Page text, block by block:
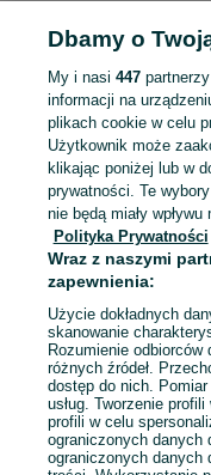
Strona główna
KATEGORIA
Mapa kategorii
Mapa miejscowości
Mapa ministron
Popularne wyszukiwania
Dbamy o
My i nasi 447partnerzy
informacji na
plikach cookie w celu
Użytkownik może
klikając poniżej lub w
prywatności. Te
nie będą miały
Polityka Prywatności
Wraz z naszymi
zapewnienia:
Użycie dokładnych
skanowanie
Rozumienie
różnych źródeł.
dostęp do nich.
usług. Tworzenie
profili w celu
ograniczonych danych
ograniczonych danych